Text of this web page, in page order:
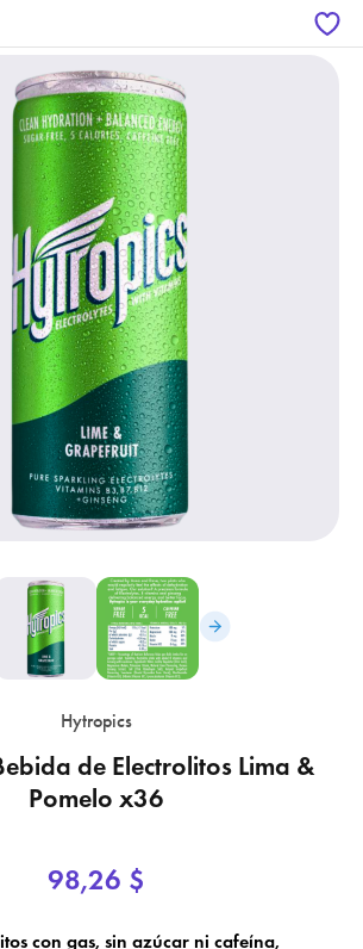
Hytropics
de Electrolitos Lima &
Pomelo x36
98,26 $
con gas, sin azúcar ni cafeína,
×
×